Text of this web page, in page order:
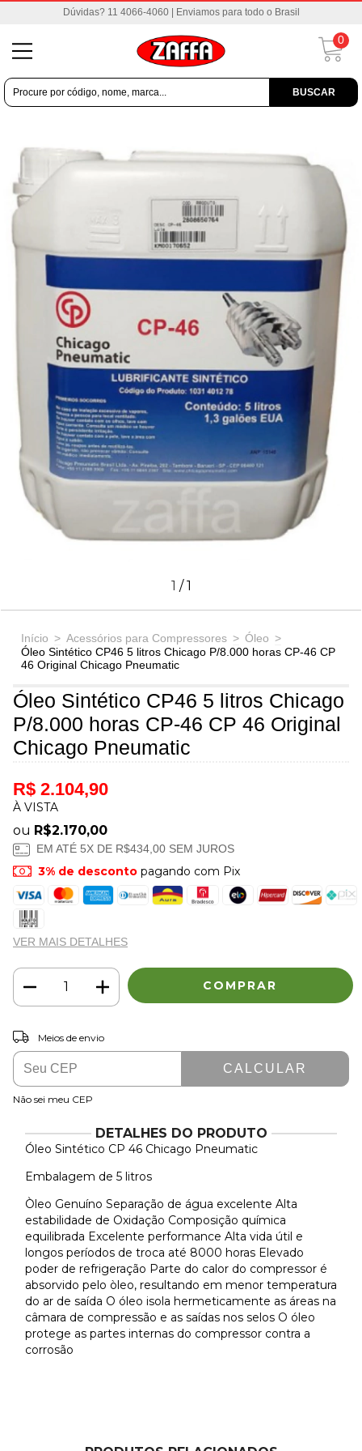
Dúvidas? 11 4066-4060 | Enviamos para todo o Brasil
BUSCAR
0
1 /1
Início > Acessórios para Compressores > Óleo >
Óleo Sintético CP46 5 litros Chicago P/8.000 horas CP-46 CP
46 Original Chicago Pneumatic
Óleo Sintético CP46 5 litros Chicago
P/8.000 horas CP-46 CP 46 Original
Chicago Pneumatic
R$ 2.104,90
À VISTA
ou R$2.170,00
EM ATÉ 5X DE R$434,00SEM JUROS
3% de desconto pagando com Pix
VER MAIS DETALHES
Entregas para o CEP:
Meios de envio
CALCULAR
Não sei meu CEP
DETALHES DO PRODUTO
Óleo Sintético CP 46 Chicago Pneumatic
Embalagem de 5 litros
Òleo Genuíno Separação de água excelente Alta
estabilidade de Oxidação Composição química
equilibrada Excelente performance Alta vida útil e
longos períodos de troca até 8000 horas Elevado
poder de refrigeração Parte do calor do compressor é
absorvido pelo òleo, resultando em menor temperatura
do ar de saída O óleo isola hermeticamente as áreas na
câmara de compressão e as saídas nos selos O óleo
protege as partes internas do compressor contra a
corrosão